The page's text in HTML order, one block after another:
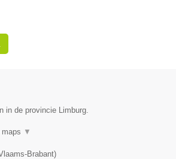
in de provincie Limburg.
▼
Brabant)